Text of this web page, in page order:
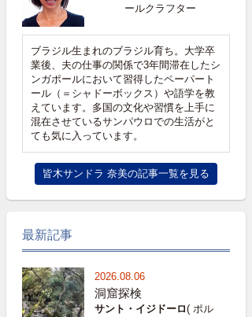
ールクラフター
ブラジル生まれのブラジル育ち。大学卒
業後、夫の仕事の関係で3年間滞在したシ
ンガポールにおいて習得したペーパート
ール（＝シャドーボックス）や語学を教
えています。多国の文化や習慣を上手に
混在させているサンパウロでの生活がと
ても気に入っています。
皆木サンドラ 奈美の記事一覧を見る
最新記事
2026.08.06
洞窟探検
サント・イジドーロ( ポル